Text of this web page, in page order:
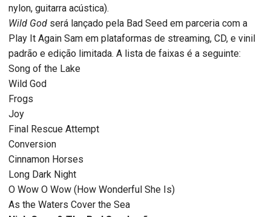
nylon, guitarra acústica).
Wild God será lançado pela Bad Seed em parceria com a
Play It Again Sam em plataformas de streaming, CD, e vinil
padrão e edição limitada. A lista de faixas é a seguinte:
Song of the Lake
Wild God
Frogs
Joy
Final Rescue Attempt
Conversion
Cinnamon Horses
Long Dark Night
O Wow O Wow (How Wonderful She Is)
As the Waters Cover the Sea